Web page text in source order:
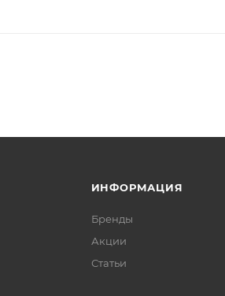
ИНФОРМАЦИЯ
Бренды
Акции
Статьи